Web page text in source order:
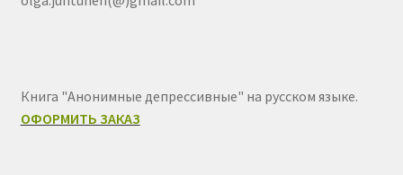
Книга "Анонимные депрессивные" на русском языке.
ОФОРМИТЬ ЗАКАЗ